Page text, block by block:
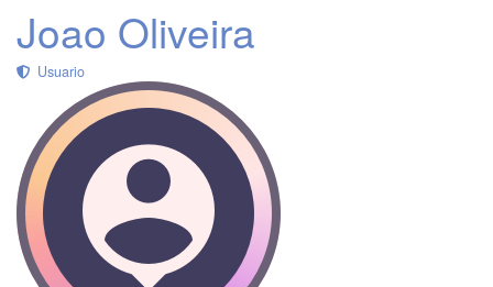
Joao Oliveira
Usuario